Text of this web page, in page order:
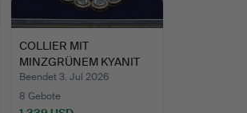
COLLIER MIT
MINZGRÜNEM KYANIT
UND DIAMANTE…
Beendet 3. Jul 2026
8 Gebote